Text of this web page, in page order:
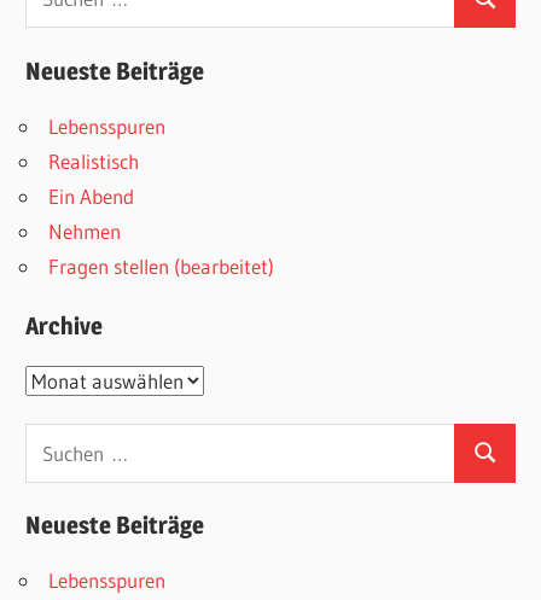
nach:
Suchen
Neueste Beiträge
Lebensspuren
Realistisch
Ein Abend
Nehmen
Fragen stellen (bearbeitet)
Archive
Archive
Suchen
Neueste Beiträge
Lebensspuren